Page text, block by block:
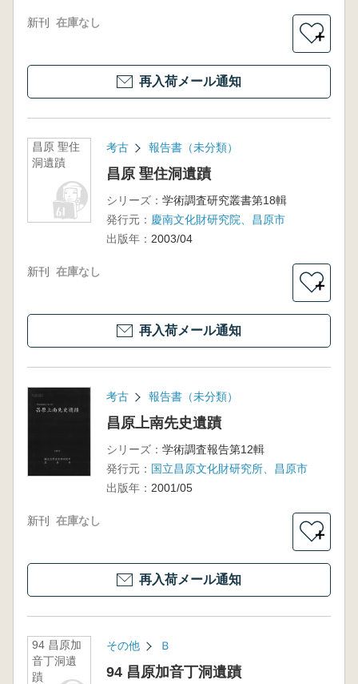
新刊 在庫なし
＋
再入荷メール通知
昌原 聖住
洞遺蹟
考古 報告書（未分類）
昌原 聖住洞遺蹟
シリーズ： 学術調査研究叢書第18輯
発行元： 慶南文化財研究院、昌原市
出版年： 2003/04
新刊 在庫なし
＋
再入荷メール通知
考古 報告書（未分類）
昌原上南先史遺蹟
シリーズ： 学術調査報告第12輯
発行元： 国立昌原文化財研究所、昌原市
出版年： 2001/05
新刊 在庫なし
＋
再入荷メール通知
94 昌原加
音丁洞遺
蹟
その他 Ｂ
94 昌原加音丁洞遺蹟